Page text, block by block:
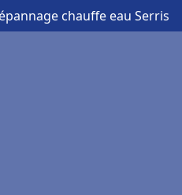
chauffe eau Serris